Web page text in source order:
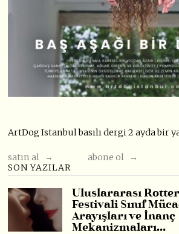
ArtDog Istanbul basılı dergi 2 ayda bir
satın al →
abone ol →
SON YAZILAR
Uluslararası
Festivali Sınıf
Arayışları ve İnanç
Mekanizmaları…